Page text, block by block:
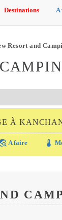
Destinations A
Resort and
À
A faire thermostat